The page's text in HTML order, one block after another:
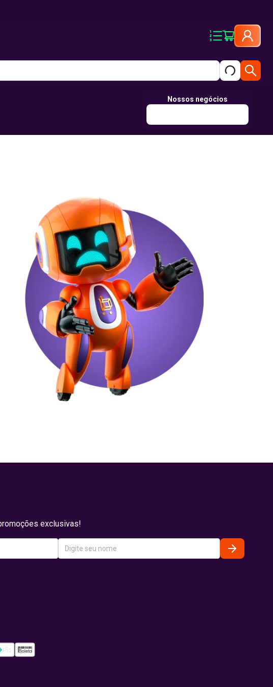
Nossos negócios
exclusivas!